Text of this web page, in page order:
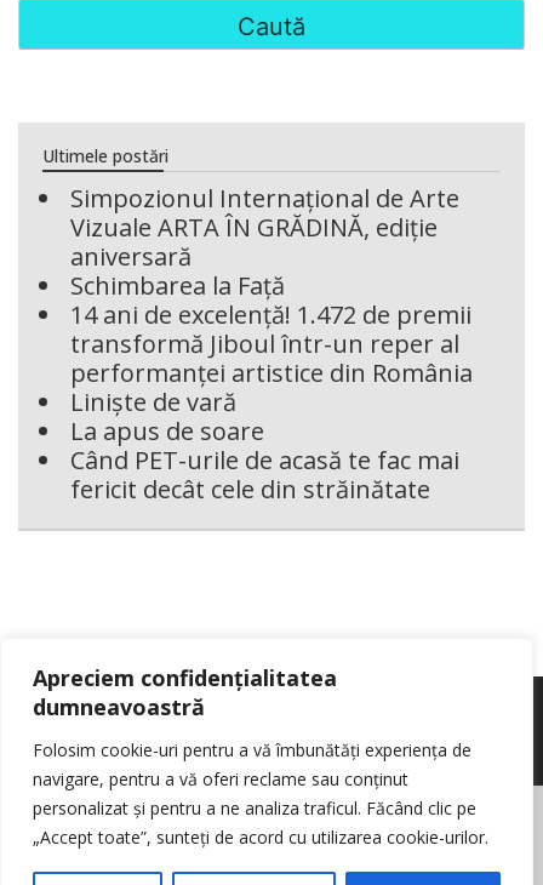
Apreciem confidențialitatea
dumneavoastră
Folosim cookie-uri pentru a vă îmbunătăți experiența de
navigare, pentru a vă oferi reclame sau conținut
personalizat și pentru a ne analiza traficul. Făcând clic pe
„Accept toate”, sunteți de acord cu utilizarea cookie-urilor.
Ultimele postări
Simpozionul Internațional de Arte
Vizuale ARTA ÎN GRĂDINĂ, ediție
aniversară
Schimbarea la Față
14 ani de excelență! 1.472 de premii
transformă Jiboul într-un reper al
performanței artistice din România
Liniște de vară
La apus de soare
Când PET-urile de acasă te fac mai
fericit decât cele din străinătate
© Reporter pur si simplu
Politica de cookie-
uri
Nota de informare cu privire la prelucrarea de date personale